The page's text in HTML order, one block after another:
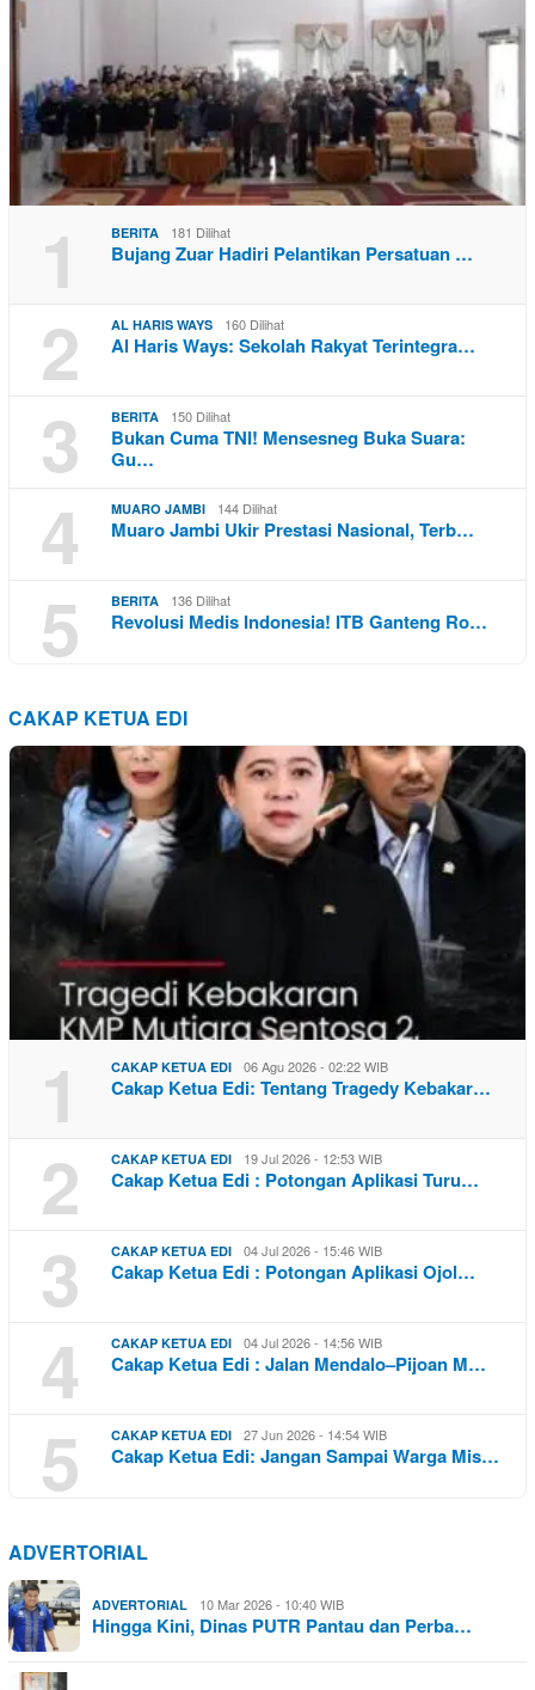
1 BERITA 181 Dilihat
Bujang Zuar Hadiri Pelantikan Persatuan …
2 AL HARIS WAYS 160 Dilihat
Al Haris Ways: Sekolah Rakyat Terintegra…
3 BERITA 150 Dilihat
Bukan Cuma TNI! Mensesneg Buka Suara:
Gu…
4 MUARO JAMBI 144 Dilihat
Muaro Jambi Ukir Prestasi Nasional, Terb…
5 BERITA 136 Dilihat
Revolusi Medis Indonesia! ITB Ganteng Ro…
CAKAP KETUA EDI
1 CAKAP KETUA EDI 06 Agu 2026 - 02:22 WIB
Cakap Ketua Edi: Tentang Tragedy Kebakar…
2 CAKAP KETUA EDI 19 Jul 2026 - 12:53 WIB
Cakap Ketua Edi : Potongan Aplikasi Turu…
3 CAKAP KETUA EDI 04 Jul 2026 - 15:46 WIB
Cakap Ketua Edi : Potongan Aplikasi Ojol…
4 CAKAP KETUA EDI 04 Jul 2026 - 14:56 WIB
Cakap Ketua Edi : Jalan Mendalo–Pijoan M…
5 CAKAP KETUA EDI 27 Jun 2026 - 14:54 WIB
Cakap Ketua Edi: Jangan Sampai Warga Mis…
ADVERTORIAL
ADVERTORIAL 10 Mar 2026 - 10:40 WIB
Hingga Kini, Dinas PUTR Pantau dan Perba…